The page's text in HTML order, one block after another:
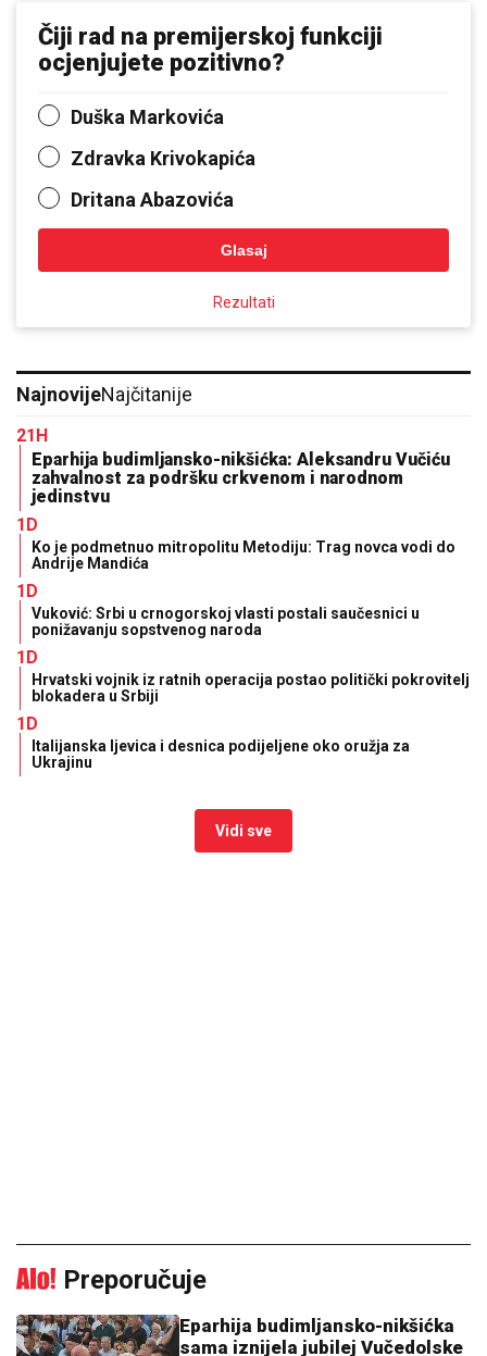
Čiji rad na premijerskoj funkciji
ocjenjujete pozitivno?
Duška Markovića
Zdravka Krivokapića
Dritana Abazovića
Glasaj
Rezultati
NajnovijeNajčitanije
21H
Eparhija budimljansko-nikšićka: Aleksandru Vučiću
zahvalnost za podršku crkvenom i narodnom
jedinstvu
1D
Ko je podmetnuo mitropolitu Metodiju: Trag novca vodi do
Andrije Mandića
1D
Vuković: Srbi u crnogorskoj vlasti postali saučesnici u
ponižavanju sopstvenog naroda
1D
Hrvatski vojnik iz ratnih operacija postao politički pokrovitelj
blokadera u Srbiji
1D
Italijanska ljevica i desnica podijeljene oko oružja za
Ukrajinu
Vidi sve
Preporučuje
Eparhija budimljansko-nikšićka
sama iznijela jubilej Vučedolske